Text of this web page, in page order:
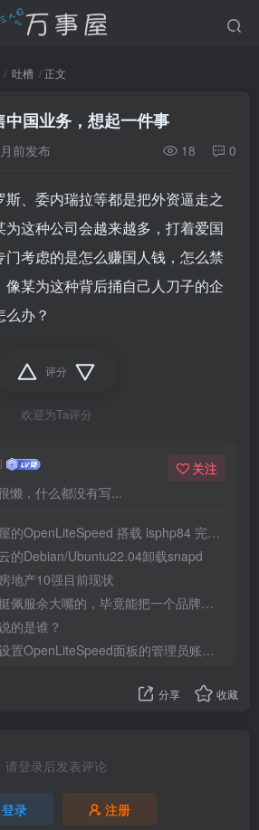
吐槽 正文
国业务，想起一件事
前发布 18 0
、委内瑞拉等都是把外资逼走之
为这种公司会越来越多，打着爱国
考虑的是怎么赚国人钱，怎么禁
某为这种背后捅自己人刀子的企
办？
评分
欢迎为Ta评分
懒，什么都没有写...
关注
OpenLiteSpeed 搭载 lsphp84 完整安装 Composer
的Debian/Ubuntu22.04卸载snapd
地产10强目前现状
余大嘴的，毕竟能把一个品牌做到全民嘲笑恶搞，真的不容易
的是谁？
OpenLiteSpeed面板的管理员账号和密码？
分享 收藏
请登录后发表评论
登录 注册